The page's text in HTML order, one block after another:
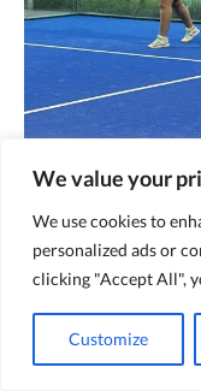
We value your
We use cookies to
personalized ads or
clicking "Accept All",
Customize
07/07/2026
Tournoi 100%